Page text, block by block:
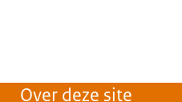
Over deze site